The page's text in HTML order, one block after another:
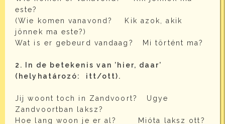
este?
(Wie komen vanavond? Kik azok, akik
jönnek ma este?)
Wat is er gebeurd vandaag? Mi történt ma?
2. In de betekenis van ’hier, daar’
(helyhatározó: itt/ott).
Jij woont toch in Zandvoort? Ugye
Zandvoortban laksz?
Hoe lang woon je er al? Mióta laksz ott?